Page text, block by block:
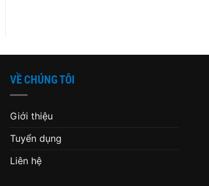
VỀ CHÚNG TÔI
Giới thiệu
Tuyển dụng
Liên hệ